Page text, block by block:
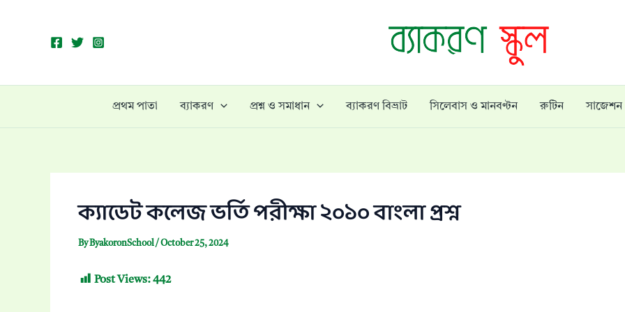
প্রথম পাতা ব্যাকরণ প্রশ্ন ও সমাধান ব্যাকরণ বিভ্রাট সিলেবাস ও মানবণ্টন রুটিন সাজেশন
ক্যাডেট কলেজ ভর্তি পরীক্ষা ২০১০ বাংলা প্রশ্ন
ByByakoronSchool/October 25, 2024
Post Views:442